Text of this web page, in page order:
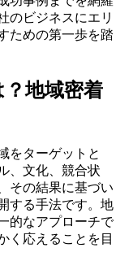
のビジネスにエリ
ための第一歩を踏
地域密着
をターゲットと
、文化、競合状
その結果に基づい
する手法です。地
的なアプローチで
く応えることを目